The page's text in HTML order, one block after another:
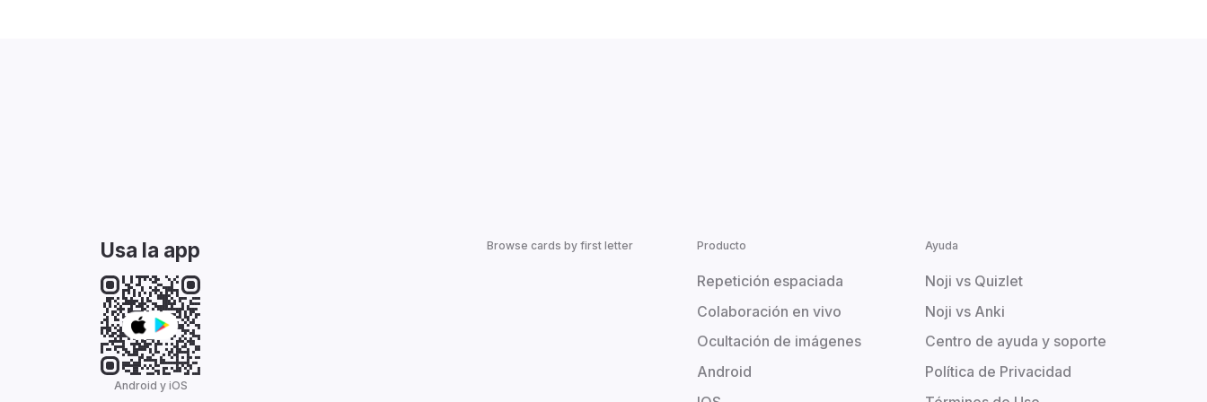
Usa la app
Android y iOS
Browse cards by first letter Producto
Repetición espaciada
Colaboración en vivo
Ocultación de imágenes
Android
Ayuda
Noji vs Quizlet
Noji vs Anki
Centro de ayuda y soporte
Política de Privacidad